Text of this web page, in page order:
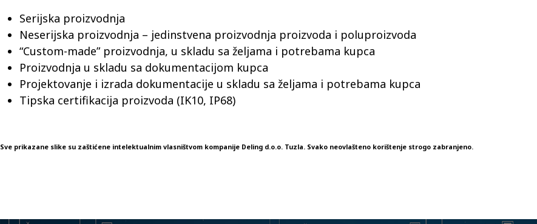
Serijska proizvodnja
Neserijska proizvodnja – jedinstvena proizvodnja proizvoda i poluproizvoda
“Custom-made” proizvodnja, u skladu sa željama i potrebama kupca
Proizvodnja u skladu sa dokumentacijom kupca
Projektovanje i izrada dokumentacije u skladu sa željama i potrebama kupca
Tipska certifikacija proizvoda (IK10, IP68)
Sve prikazane slike su zaštićene intelektualnim vlasništvom kompanije Deling d.o.o. Tuzla. Svako neovlašteno korištenje strogo zabranjeno.